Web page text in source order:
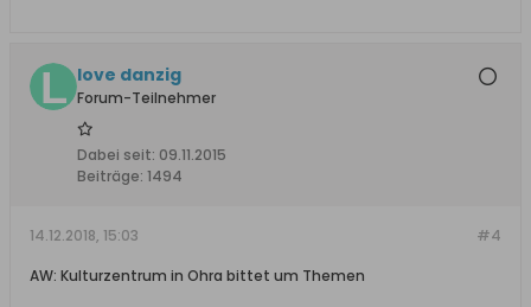
love danzig
Forum-Teilnehmer
Dabei seit: 09.11.2015
Beiträge: 1494
#4
14.12.2018, 15:03
AW: Kulturzentrum in Ohra bittet um Themen